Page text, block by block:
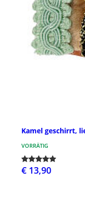
Kamel geschirrt,
VORRÄTIG
€ 13,90